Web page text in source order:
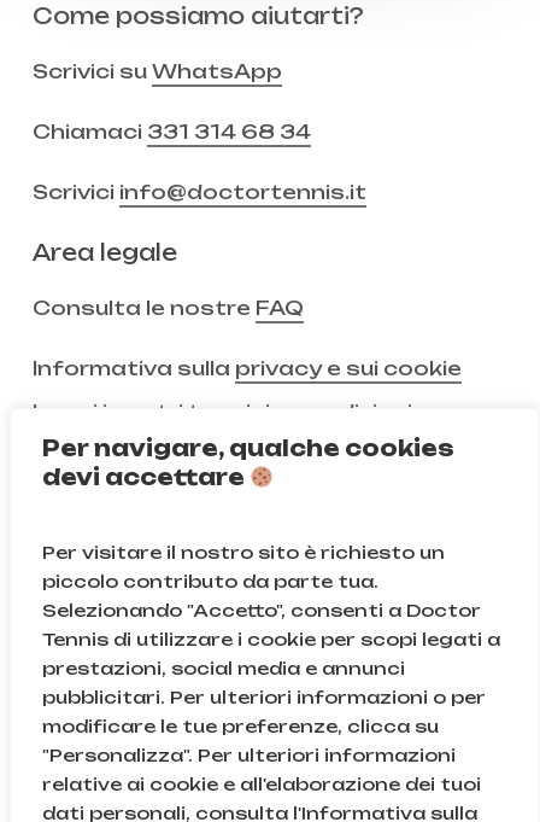
Per navigare, qualche cookies
devi accettare
Per visitare il nostro sito è richiesto un
piccolo contributo da parte tua.
Selezionando "Accetto", consenti a Doctor
Tennis di utilizzare i cookie per scopi legati a
prestazioni, social media e annunci
pubblicitari. Per ulteriori informazioni o per
modificare le tue preferenze, clicca su
"Personalizza". Per ulteriori informazioni
relative ai cookie e all'elaborazione dei tuoi
dati personali, consulta l'Informativa sulla
Come possiamo aiutarti?
Scrivici suWhatsApp
Chiamaci 331 314 68 34
Scrivici info@doctortennis.it
Area legale
Consulta le nostre FAQ
Informativa sulla privacy e sui cookie
Leggi i nostri termini e condizioni
Instagram Facebook
TikTok
© Doctor Tennis | B&D S.r.l.s. | P.iva 08709820966 |
Sede Legale: Via Gallarate 131, 20151, Milano (MI) | Cod.
Fisc. e n.iscr. al Reg. Imprese di Milano: 08709820966
| REA: MI – 2043895